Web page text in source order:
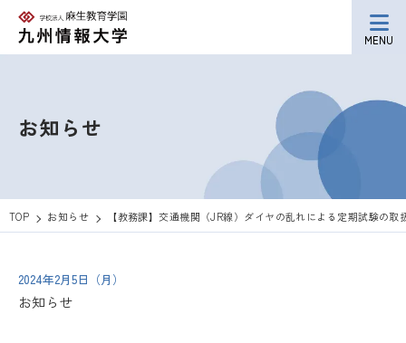
MENU
お知らせ
TOP お知らせ 【教務課】交通機関（JR線）ダイヤの乱れによる定期試験の取
2024年2月5日（月）
お知らせ